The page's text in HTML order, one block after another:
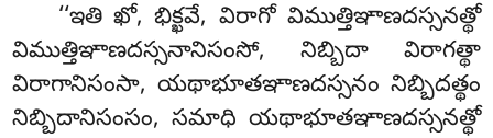
‘‘ఇతి ఖో, భిక్ఖవే, విరాగో విముత్తిఞాణదస్సనత్థో
విముత్తిఞాణదస్సనానిసంసో, నిబ్బిదా విరాగత్థా
విరాగానిసంసా, యథాభూతఞాణదస్సనం నిబ్బిదత్థం
నిబ్బిదానిసంసం, సమాధి యథాభూతఞాణదస్సనత్థో